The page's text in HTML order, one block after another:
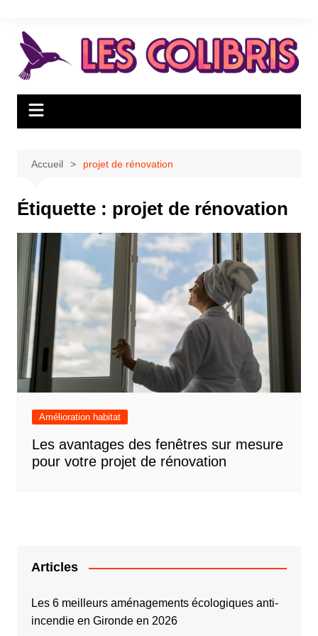
contenu
Accueil projet de rénovation
Étiquette : projet de rénovation
Amélioration habitat
Les avantages des fenêtres sur mesure
pour votre projet de rénovation
Articles
Les 6 meilleurs aménagements écologiques anti-
incendie en Gironde en 2026